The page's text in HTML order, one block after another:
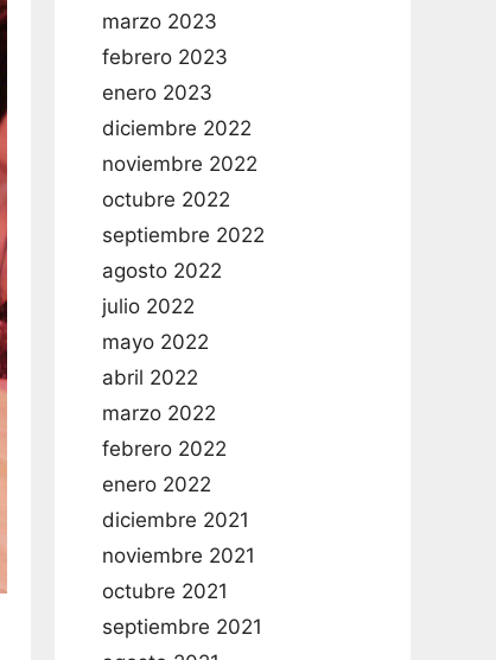
marzo 2023
febrero 2023
enero 2023
diciembre 2022
noviembre 2022
octubre 2022
septiembre 2022
agosto 2022
julio 2022
mayo 2022
abril 2022
marzo 2022
febrero 2022
enero 2022
diciembre 2021
noviembre 2021
octubre 2021
septiembre 2021